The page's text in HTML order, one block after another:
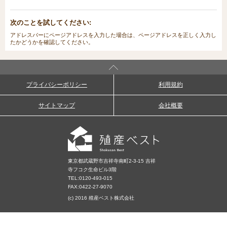
次のことを試してください:
アドレスバーにページアドレスを入力した場合は、ページアドレスを正しく入力し
たかどうかを確認してください。
プライバシーポリシー 利用規約
サイトマップ 会社概要
東京都武蔵野市吉祥寺南町2-3-15 吉祥
寺フコク生命ビル3階
TEL:0120-493-015
FAX:0422-27-9070
(c) 2016 殖産ベスト株式会社